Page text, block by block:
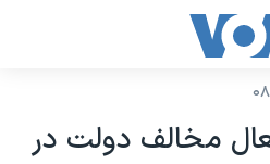
مخالف دولت در